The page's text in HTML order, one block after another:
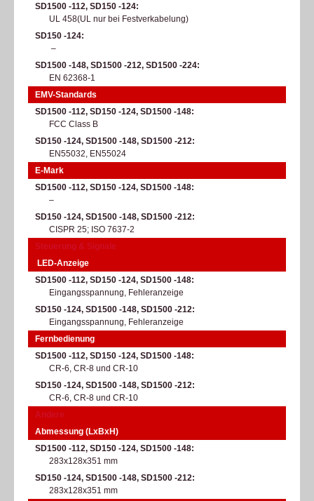
SD1500 -112, SD150 -124
UL 458(UL nur bei Festverkabelung)​
SD150 -124
–
SD1500 -148, SD1500 -212, SD1500 -224
EN 62368-1
EMV-Standards
SD1500 -112, SD150 -124, SD1500 -148
FCC Class B​
SD150 -124, SD1500 -148, SD1500 -212
EN55032, EN55024​
E-Mark
SD1500 -112, SD150 -124, SD1500 -148
–
SD150 -124, SD1500 -148, SD1500 -212
CISPR 25; ISO 7637-2
Steuerung & Signale
LED-Anzeige
SD1500 -112, SD150 -124, SD1500 -148
Eingangsspannung, Fehleranzeige
SD150 -124, SD1500 -148, SD1500 -212
Eingangsspannung, Fehleranzeige
Fernbedienung
SD1500 -112, SD150 -124, SD1500 -148
CR-6, CR-8 und CR-10
SD150 -124, SD1500 -148, SD1500 -212
CR-6, CR-8 und CR-10
Andere
Abmessung (LxBxH)
SD1500 -112, SD150 -124, SD1500 -148
283x128x351 mm
SD150 -124, SD1500 -148, SD1500 -212
283x128x351 mm